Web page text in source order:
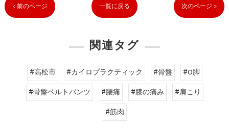
< 前のページ 一覧に戻る 次のページ >
関連タグ
#高松市 #カイロプラクティック #骨盤
#O脚
#骨盤ベルトパンツ
#腰痛 #膝の痛み
#肩こり
#筋肉